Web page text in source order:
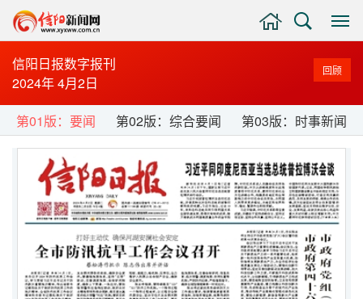
显
示
与
隐
侧
边
栏
搜
索
主
页
信阳日报数字报刊
2024年 4月2日
回顾
第01版：要闻 第02版：综合要闻 第03版：时事新闻